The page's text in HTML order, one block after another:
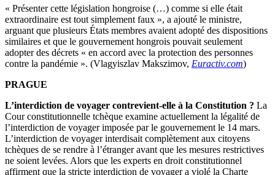
« Présenter cette législation hongroise (…) comme si elle était
extraordinaire est tout simplement faux », a ajouté le ministre,
arguant que plusieurs États membres avaient adopté des dispositions
similaires et que le gouvernement hongrois pouvait seulement
adopter des décrets « en accord avec la protection des personnes
contre la pandémie ». (Vlagyiszlav Makszimov, Euractiv.com)
PRAGUE
L’interdiction de voyager contrevient-elle à la Constitution ? La
Cour constitutionnelle tchèque examine actuellement la légalité de
l’interdiction de voyager imposée par le gouvernement le 14 mars.
L’interdiction de voyager interdisait complètement aux citoyens
tchèques de se rendre à l’étranger avant que les mesures restrictives
ne soient levées. Alors que les experts en droit constitutionnel
affirment que la stricte interdiction de voyager a violé la Charte